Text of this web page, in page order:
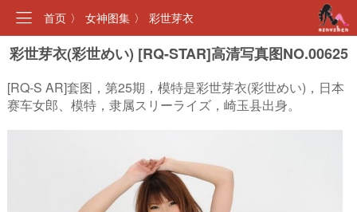
首页 〉 女神图集 〉 彩世芽衣
彩世芽衣(彩世めい) [RQ-STAR]高清写真图NO.00625
[RQ-S AR]套图，第25期，模特是彩世芽衣(彩世めい)，日本
赛车女郎、模特，隶属スリーライズ，崎玉县出身。